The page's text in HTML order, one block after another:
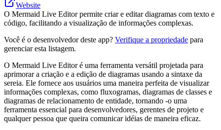
Website
O Mermaid Live Editor permite criar e editar diagramas com texto e
código, facilitando a visualização de informações complexas.
Você é o desenvolvedor deste app? Verifique a propriedade para
gerenciar esta listagem.
O Mermaid Live Editor é uma ferramenta versátil projetada para
aprimorar a criação e a edição de diagramas usando a sintaxe da
sereia. Ele fornece aos usuários uma maneira perfeita de visualizar
informações complexas, como fluxogramas, diagramas de classes e
diagramas de relacionamento de entidade, tornando -o uma
ferramenta essencial para desenvolvedores, gerentes de projeto e
qualquer pessoa que queira comunicar idéias de maneira eficaz.